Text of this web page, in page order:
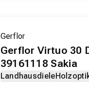
Gerflor
Gerflor Virtuo 30
39161118 Sakia
Landhausdiele